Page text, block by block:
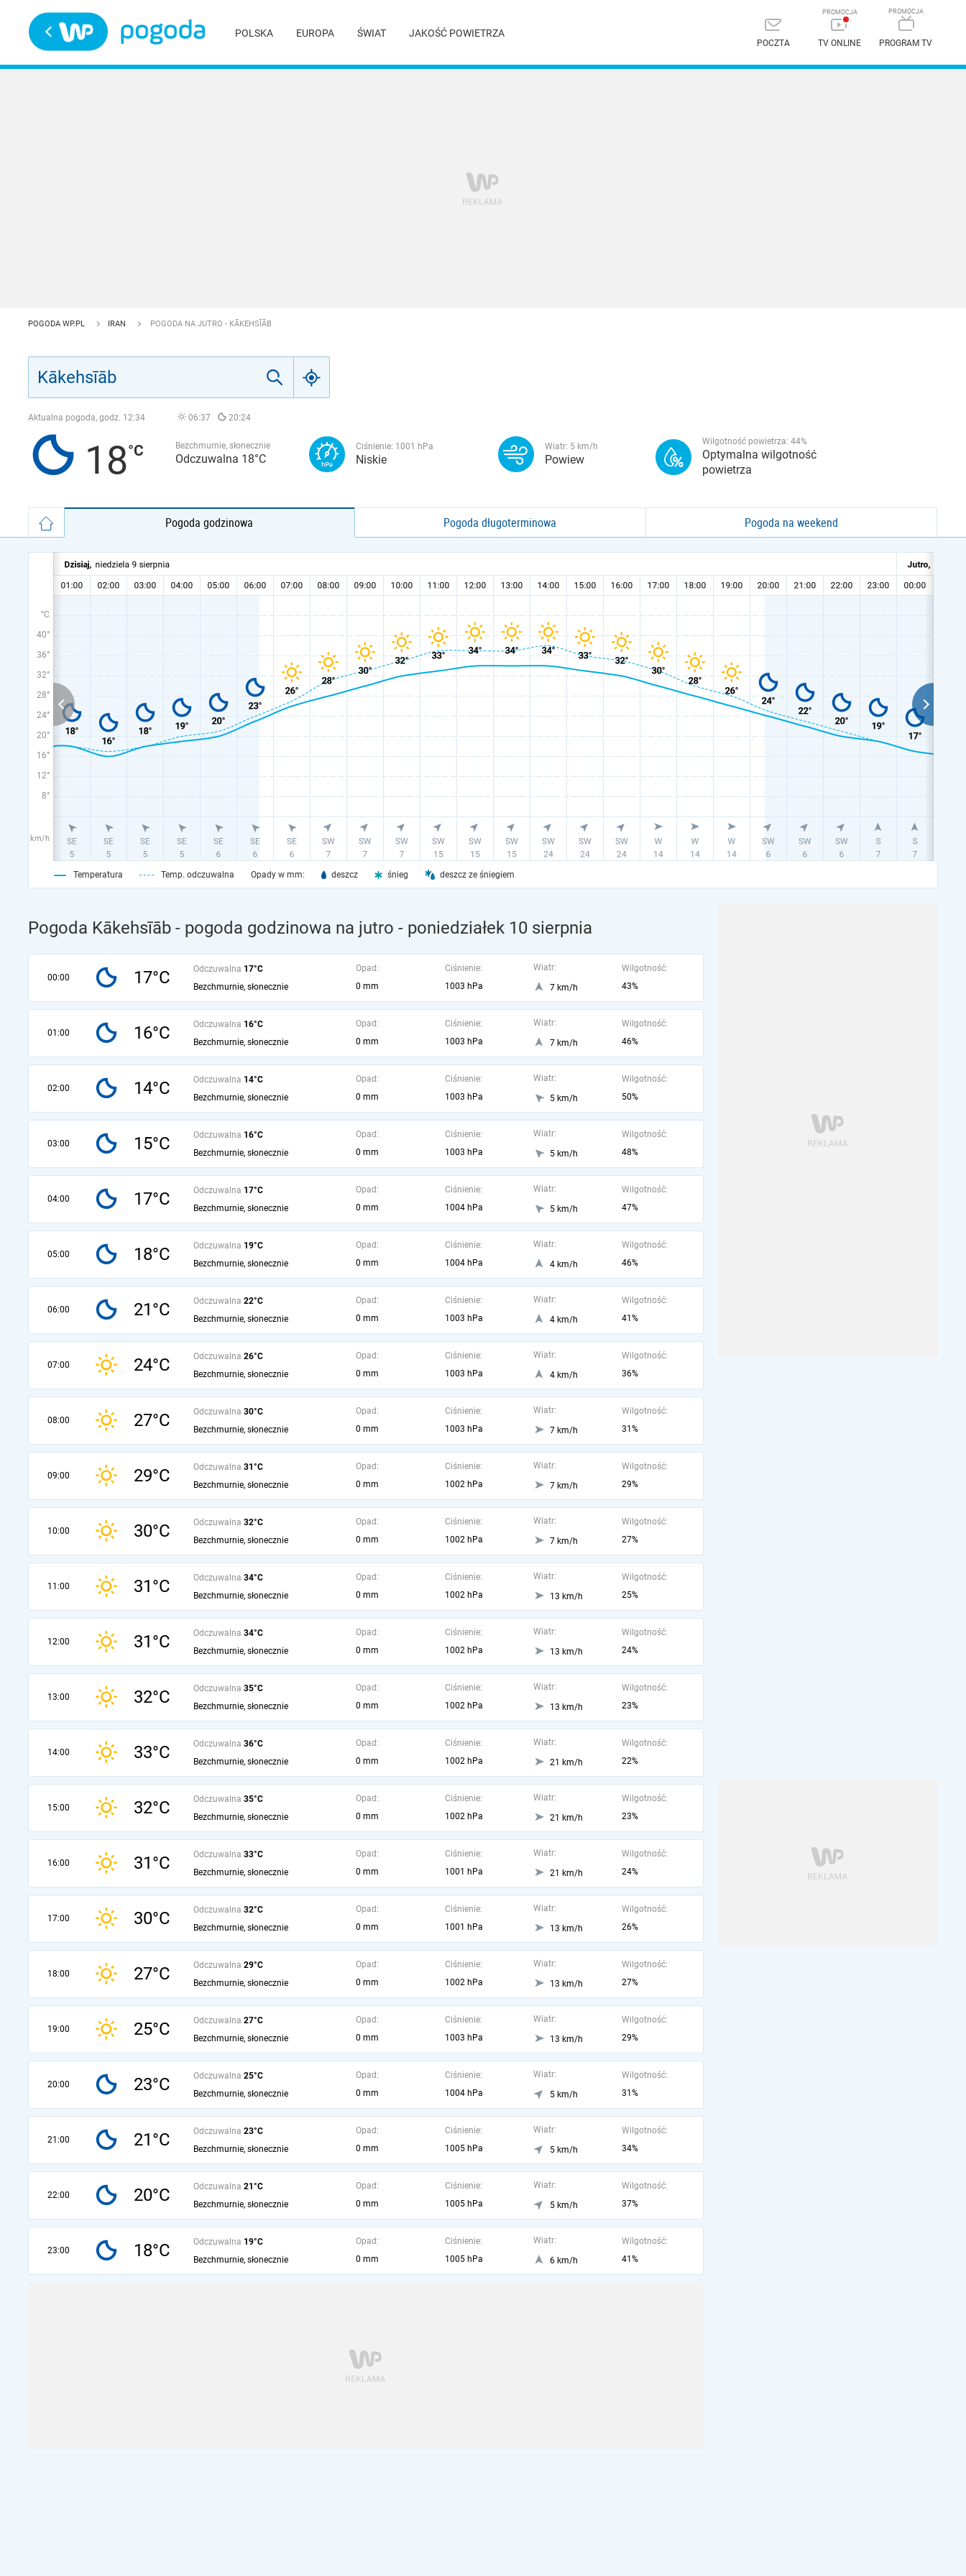
POLSKA EUROPA ŚWIAT JAKOŚĆ POWIETRZA
POCZTA TV ONLINE PROGRAM TV
POGODA WP.PL IRAN POGODA NA JUTRO - KĀKEHSĪĀB
Aktualna pogoda, godz. 12:34 06:37 20:24
18 Bezchmurnie, słonecznie
Odczuwalna 18°C
Ciśnienie: 1001 hPa
Niskie
Wiatr: 5 km/h
Powiew
Wilgotność powietrza: 44%
Optymalna wilgotność
powietrza
Pogoda godzinowa Pogoda długoterminowa Pogoda na weekend
°C
40°
36°
32°
28°
24°
20°
16°
12°
8°
km/h
Temperatura Temp. odczuwalna Opady w mm: deszcz śnieg deszcz ze śniegiem
Pogoda Kākehsīāb - pogoda godzinowa na jutro - poniedziałek 10 sierpnia
00:00 17°C Odczuwalna 17°C
Bezchmurnie, słonecznie
Opad:
0 mm
Ciśnienie:
1003 hPa
Wiatr:
7 km/h
Wilgotność:
43%
01:00 16°C Odczuwalna 16°C
Bezchmurnie, słonecznie
Opad:
0 mm
Ciśnienie:
1003 hPa
Wiatr:
7 km/h
Wilgotność:
46%
02:00 14°C Odczuwalna 14°C
Bezchmurnie, słonecznie
Opad:
0 mm
Ciśnienie:
1003 hPa
Wiatr:
5 km/h
Wilgotność:
50%
03:00 15°C Odczuwalna 16°C
Bezchmurnie, słonecznie
Opad:
0 mm
Ciśnienie:
1003 hPa
Wiatr:
5 km/h
Wilgotność:
48%
04:00 17°C Odczuwalna 17°C
Bezchmurnie, słonecznie
Opad:
0 mm
Ciśnienie:
1004 hPa
Wiatr:
5 km/h
Wilgotność:
47%
05:00 18°C Odczuwalna 19°C
Bezchmurnie, słonecznie
Opad:
0 mm
Ciśnienie:
1004 hPa
Wiatr:
4 km/h
Wilgotność:
46%
06:00 21°C Odczuwalna 22°C
Bezchmurnie, słonecznie
Opad:
0 mm
Ciśnienie:
1003 hPa
Wiatr:
4 km/h
Wilgotność:
41%
07:00 24°C Odczuwalna 26°C
Bezchmurnie, słonecznie
Opad:
0 mm
Ciśnienie:
1003 hPa
Wiatr:
4 km/h
Wilgotność:
36%
08:00 27°C Odczuwalna 30°C
Bezchmurnie, słonecznie
Opad:
0 mm
Ciśnienie:
1003 hPa
Wiatr:
7 km/h
Wilgotność:
31%
09:00 29°C Odczuwalna 31°C
Bezchmurnie, słonecznie
Opad:
0 mm
Ciśnienie:
1002 hPa
Wiatr:
7 km/h
Wilgotność:
29%
10:00 30°C Odczuwalna 32°C
Bezchmurnie, słonecznie
Opad:
0 mm
Ciśnienie:
1002 hPa
Wiatr:
7 km/h
Wilgotność:
27%
11:00 31°C Odczuwalna 34°C
Bezchmurnie, słonecznie
Opad:
0 mm
Ciśnienie:
1002 hPa
Wiatr:
13 km/h
Wilgotność:
25%
12:00 31°C Odczuwalna 34°C
Bezchmurnie, słonecznie
Opad:
0 mm
Ciśnienie:
1002 hPa
Wiatr:
13 km/h
Wilgotność:
24%
13:00 32°C Odczuwalna 35°C
Bezchmurnie, słonecznie
Opad:
0 mm
Ciśnienie:
1002 hPa
Wiatr:
13 km/h
Wilgotność:
23%
14:00 33°C Odczuwalna 36°C
Bezchmurnie, słonecznie
Opad:
0 mm
Ciśnienie:
1002 hPa
Wiatr:
21 km/h
Wilgotność:
22%
15:00 32°C Odczuwalna 35°C
Bezchmurnie, słonecznie
Opad:
0 mm
Ciśnienie:
1002 hPa
Wiatr:
21 km/h
Wilgotność:
23%
16:00 31°C Odczuwalna 33°C
Bezchmurnie, słonecznie
Opad:
0 mm
Ciśnienie:
1001 hPa
Wiatr:
21 km/h
Wilgotność:
24%
17:00 30°C Odczuwalna 32°C
Bezchmurnie, słonecznie
Opad:
0 mm
Ciśnienie:
1001 hPa
Wiatr:
13 km/h
Wilgotność:
26%
18:00 27°C Odczuwalna 29°C
Bezchmurnie, słonecznie
Opad:
0 mm
Ciśnienie:
1002 hPa
Wiatr:
13 km/h
Wilgotność:
27%
19:00 25°C Odczuwalna 27°C
Bezchmurnie, słonecznie
Opad:
0 mm
Ciśnienie:
1003 hPa
Wiatr:
13 km/h
Wilgotność:
29%
20:00 23°C Odczuwalna 25°C
Bezchmurnie, słonecznie
Opad:
0 mm
Ciśnienie:
1004 hPa
Wiatr:
5 km/h
Wilgotność:
31%
21:00 21°C Odczuwalna 23°C
Bezchmurnie, słonecznie
Opad:
0 mm
Ciśnienie:
1005 hPa
Wiatr:
5 km/h
Wilgotność:
34%
22:00 20°C Odczuwalna 21°C
Bezchmurnie, słonecznie
Opad:
0 mm
Ciśnienie:
1005 hPa
Wiatr:
5 km/h
Wilgotność:
37%
23:00 18°C Odczuwalna 19°C
Bezchmurnie, słonecznie
Opad:
0 mm
Ciśnienie:
1005 hPa
Wiatr:
6 km/h
Wilgotność:
41%